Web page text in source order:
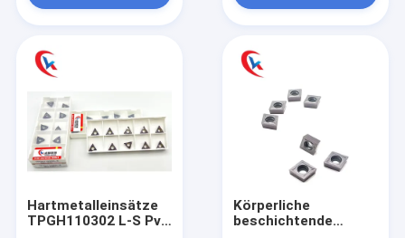
Hartmetalleinsätze
TPGH110302 L-S Pvd
Körperliche
beschichtende